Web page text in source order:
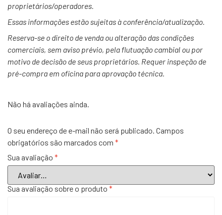
proprietários/operadores.
Essas informações estão sujeitas à conferência/atualização.
Reserva-se o direito de venda ou alteração das condições
comerciais, sem aviso prévio, pela flutuação cambial ou por
motivo de decisão de seus proprietários. Requer inspeção de
pré-compra em oficina para aprovação técnica.
Não há avaliações ainda.
O seu endereço de e-mail não será publicado. Campos
obrigatórios são marcados com *
Sua avaliação *
Sua avaliação sobre o produto *